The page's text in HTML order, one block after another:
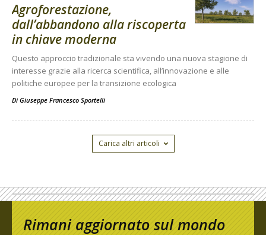
Agroforestazione,
dall’abbandono alla riscoperta
in chiave moderna
Questo approccio tradizionale sta vivendo una nuova stagione di
interesse grazie alla ricerca scientifica, all’innovazione e alle
politiche europee per la transizione ecologica
Di Giuseppe Francesco Sportelli
Carica altri articoli
Rimani aggiornato sul mondo